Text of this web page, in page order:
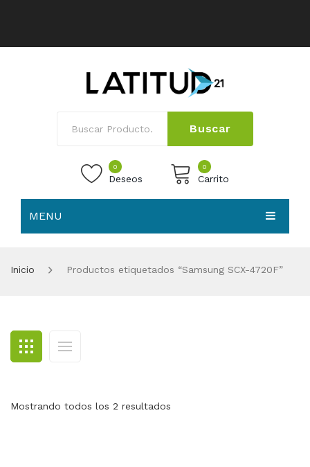
Buscar
0
Deseos
0
Carrito
MENU
BLOG
CONTACTO
Inicio Productos etiquetados “Samsung SCX-4720F”
Mostrando todos los 2 resultados